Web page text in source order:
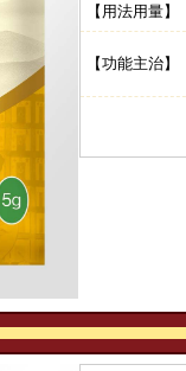
【用法用量】
【功能主治】